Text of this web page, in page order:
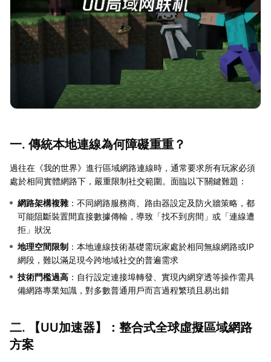
一. 傳統本地連線為何障礙重重？
過往在《我的世界》進行區域網路連線時，通常要求所有玩家必須
處於相同實體網路下，嚴重限制社交範圍。面臨以下關鍵難題：
網路架構複雜：不同網路服務商、路由器設定及防火牆策略，都
可能阻斷裝置間直接數據傳輸，導致「找不到房間」或「連線遭
拒」狀況
地理空間限制 ：本地連線技術基礎需玩家處於相同無線網路或IP
網段，難以滿足現今跨地域社交的普遍需求
技術門檻過高 ：自行設定連接埠轉發、實現內網穿透等操作需具
備網路專業知識，對多數普通用戶而言過程繁瑣且易出錯
二. 【UU加速器】：整合式全球虛擬區域網路
方案